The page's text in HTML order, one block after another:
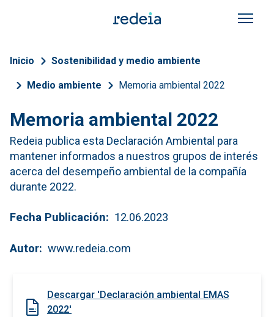
Sobrescribir enlaces de
Inicio Sostenibilidad y medio ambiente
Medio ambiente Memoria ambiental 2022
Memoria ambiental 2022
Redeia publica esta Declaración Ambiental para
mantener informados a nuestros grupos de interés
acerca del desempeño ambiental de la compañía
durante 2022.
Fecha Publicación 12.06.2023
Autor www.redeia.com
Descargar 'Declaración ambiental EMAS
2022'